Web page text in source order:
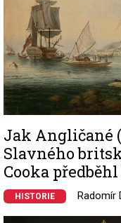
Jak Angličané
Slavného
Cooka
HISTORIE Radomír